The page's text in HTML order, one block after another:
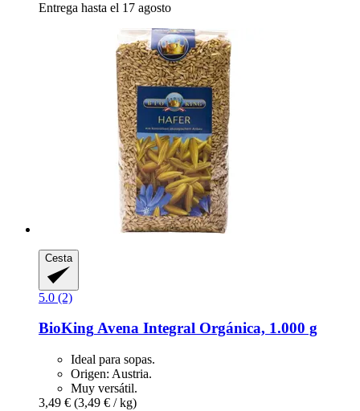
Entrega hasta el 17 agosto
Cesta
5.0 (2)
BioKingAvena Integral Orgánica, 1.000 g
Ideal para sopas.
Origen: Austria.
Muy versátil.
3,49 € (3,49 € / kg)